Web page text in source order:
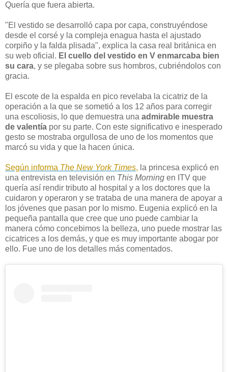
Quería que fuera abierta.
"El vestido se desarrolló capa por capa, construyéndose
desde el corsé y la compleja enagua hasta el ajustado
corpiño y la falda plisada", explica la casa real británica en
su web oficial. El cuello del vestido en V enmarcaba bien
su cara, y se plegaba sobre sus hombros, cubriéndolos con
gracia.
El escote de la espalda en pico revelaba la cicatriz de la
operación a la que se sometió a los 12 años para corregir
una escoliosis, lo que demuestra una admirable muestra
de valentía por su parte. Con este significativo e inesperado
gesto se mostraba orgullosa de uno de los momentos que
marcó su vida y que la hacen única.
Según informa The New York Times, la princesa explicó en
una entrevista en televisión en This Morning en ITV que
quería así rendir tributo al hospital y a los doctores que la
cuidaron y operaron y se trataba de una manera de apoyar a
los jóvenes que pasan por lo mismo. Eugenia explicó en la
pequeña pantalla que cree que uno puede cambiar la
manera cómo concebimos la belleza, uno puede mostrar las
cicatrices a los demás, y que es muy importante abogar por
ello. Fue uno de los detalles más comentados.